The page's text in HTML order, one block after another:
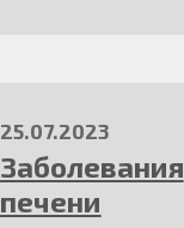
25.07.2023
Заболевания
печени